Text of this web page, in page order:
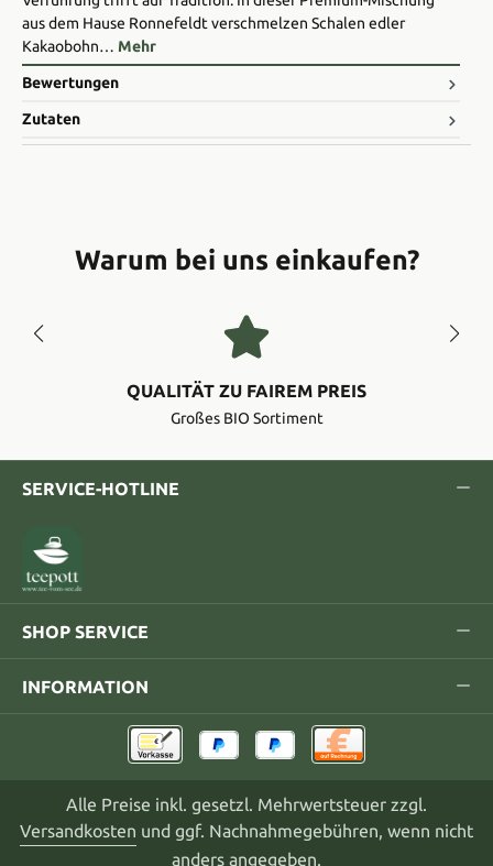
aus dem Hause Ronnefeldt verschmelzen Schalen edler
Kakaobohn… Mehr
Bewertungen
Zutaten
Warum bei uns einkaufen?
QUALITÄT ZU FAIREM PREIS
Großes BIO Sortiment
SERVICE-HOTLINE
SHOP SERVICE
INFORMATION
Alle Preise inkl. gesetzl. Mehrwertsteuer zzgl.
Versandkosten und ggf. Nachnahmegebühren, wenn nicht
anders angegeben.